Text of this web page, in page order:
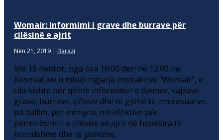
Womair: Informimi i grave dhe burrave për
cilësinë e ajrit
Nën 21, 2019 | Barazi
Më 19 nëntor, nga ora 10:00 deri në 12:00 në
KosovaLive u mbajt ngjarja interaktive “Womair”, e
cila kishte për qëllim informimin e djemve, vajzave,
grave, burrave, çifteve dhe të gjithë të interesuarve,
pa dallim, për mënyrat më efektive për
përmirësimin e cilësisë së ajrit në hapësira të
brendshme dhe të jashtme.